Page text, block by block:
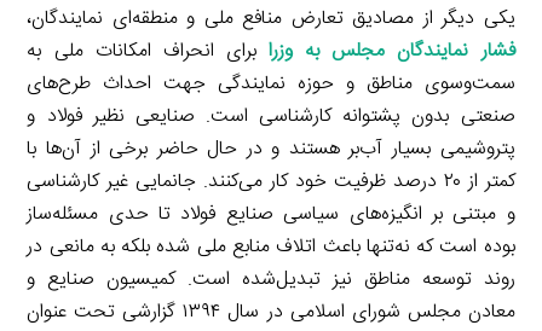
یکی دیگر از مصادیق تعارض منافع ملی و منطقه‌ای نمایندگان،
فشار نمایندگان مجلس به وزرا برای انحراف امکانات ملی به
سمت‌وسوی مناطق و حوزه نمایندگی جهت احداث طرح‌های
صنعتی بدون پشتوانه کارشناسی است. صنایعی نظیر فولاد و
پتروشیمی بسیار آب‌بر هستند و در حال حاضر برخی از آن‌ها با
کمتر از ۲۰ درصد ظرفیت خود کار می‌کنند. جانمایی غیر کارشناسی
و مبتنی بر انگیزه‌های سیاسی صنایع فولاد تا حدی مسئله‌ساز
بوده است که نه‌تنها باعث اتلاف منابع ملی شده بلکه به مانعی در
روند توسعه مناطق نیز تبدیل‌شده است. کمیسیون صنایع و
معادن مجلس شورای اسلامی در سال ۱۳۹۴ گزارشی تحت عنوان